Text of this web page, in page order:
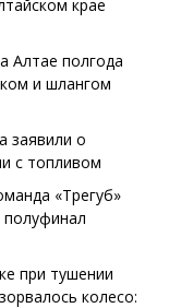
крае
Алтае полгода
и шлангом
заявили о
с топливом
«Трегуб»
при тушении
колесо: